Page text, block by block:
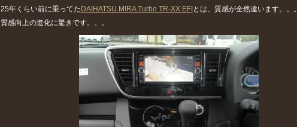
25年くらい前に乗ってたDAIHATSU MIRA Turbo TR-XX EFIとは、質感が全然違います。。。
質感向上の進化に驚きです。。。